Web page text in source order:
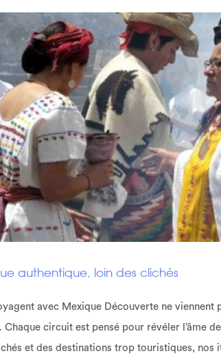
authentique, loin des clichés
avec Mexique Découverte ne
Chaque circuit est pensé pour révéler l’âme
et des destinations trop touristiques, nos